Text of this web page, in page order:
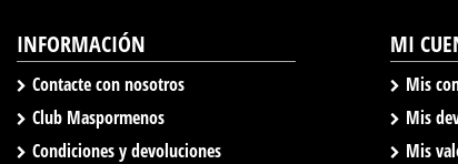
INFORMACIÓN
Contacte con nosotros
Club Maspormenos
Condiciones y devoluciones
MI
Mis
Mis
Mis